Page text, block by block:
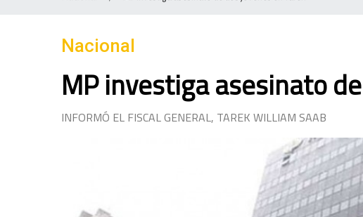
Nacional
MP investiga asesinato
INFORMÓ EL FISCAL GENERAL, TAREK WILLIAM SAAB